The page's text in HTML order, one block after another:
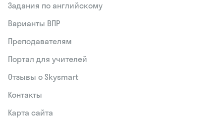
Задания по английскому
Варианты ВПР
Преподавателям
Портал для учителей
Отзывы о Skysmart
Контакты
Карта сайта